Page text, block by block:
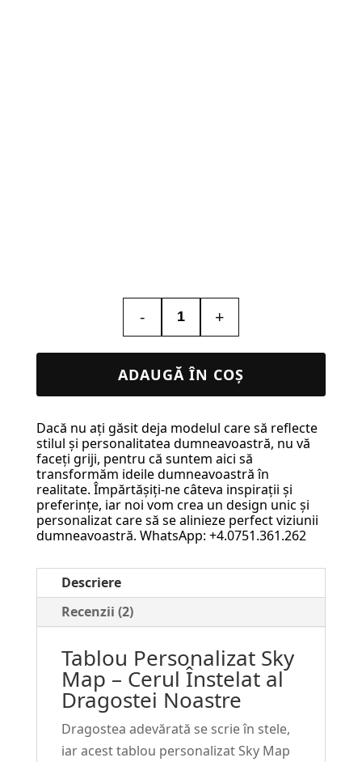
-
Cantitate
Personalizat
–
Cerul
Înstelat
al
Dragostei
Noastre
#82
+
ADAUGĂ ÎN COȘ
Dacă nu ați găsit deja modelul care să reflecte
stilul și personalitatea dumneavoastră, nu vă
faceți griji, pentru că suntem aici să
transformăm ideile dumneavoastră în
realitate. Împărtășiți-ne câteva inspirații și
preferințe, iar noi vom crea un design unic și
personalizat care să se alinieze perfect viziunii
dumneavoastră. WhatsApp: +4.0751.361.262
Descriere
Recenzii (2)
Tablou Personalizat Sky
Map – Cerul Înstelat al
Dragostei Noastre
Dragostea adevărată se scrie în stele,
iar acest tablou personalizat Sky Map